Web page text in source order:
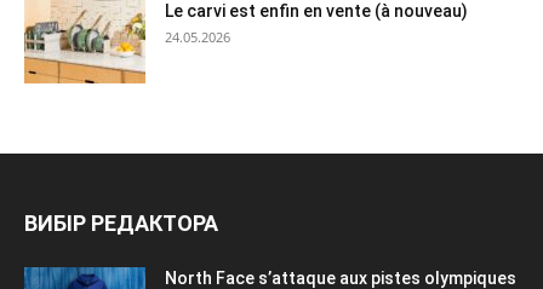
Le carvi est enfin en vente (à nouveau)
24.05.2026
ВИБІР РЕДАКТОРА
North Face s’attaque aux pistes olympiques